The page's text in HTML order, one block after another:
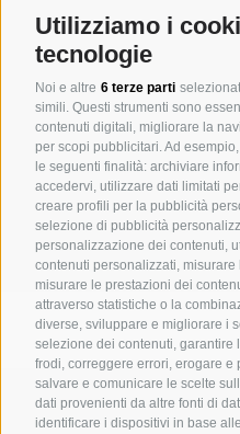
Utilizziamo i
tecnologie
Noi e altre 6 terze parti
simili. Questi strumenti sono
contenuti digitali, migliorare la
per scopi pubblicitari. Ad
le seguenti finalità: archiviare
accedervi, utilizzare dati limitati
creare profili per la pubblicità
selezione di pubblicità
personalizzazione dei contenuti,
contenuti personalizzati,
misurare le prestazioni dei
attraverso statistiche o la
diverse, sviluppare e migliorare i
selezione dei contenuti, garantire
frodi, correggere errori, erogare
salvare e comunicare le scelte
dati provenienti da altre fonti di
identificare i dispositivi in base
dell’industria turistica
servizio a tutto tondo per lo
turistici.
In sostanza lavoriamo su quattro
SVILUPPO DEL PROGETTO
GESTIONE EDILE
CONSULENZA
INNOVAZIONE
MICHAELER &
Via Isarco 1